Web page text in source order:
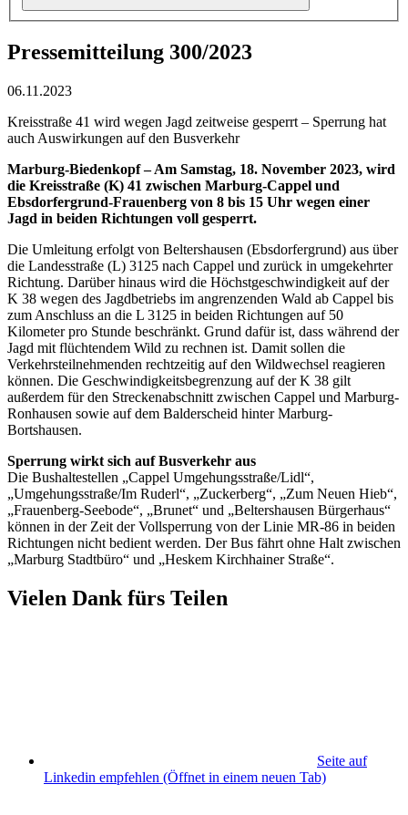
Pressemitteilung 300/2023
06.11.2023
Kreisstraße 41 wird wegen Jagd zeitweise gesperrt – Sperrung hat
auch Auswirkungen auf den Busverkehr
Marburg-Biedenkopf – Am Samstag, 18. November 2023, wird
die Kreisstraße (K) 41 zwischen Marburg-Cappel und
Ebsdorfergrund-Frauenberg von 8 bis 15 Uhr wegen einer
Jagd in beiden Richtungen voll gesperrt.
Die Umleitung erfolgt von Beltershausen (Ebsdorfergrund) aus über
die Landesstraße (L) 3125 nach Cappel und zurück in umgekehrter
Richtung. Darüber hinaus wird die Höchstgeschwindigkeit auf der
K 38 wegen des Jagdbetriebs im angrenzenden Wald ab Cappel bis
zum Anschluss an die L 3125 in beiden Richtungen auf 50
Kilometer pro Stunde beschränkt. Grund dafür ist, dass während der
Jagd mit flüchtendem Wild zu rechnen ist. Damit sollen die
Verkehrsteilnehmenden rechtzeitig auf den Wildwechsel reagieren
können. Die Geschwindigkeitsbegrenzung auf der K 38 gilt
außerdem für den Streckenabschnitt zwischen Cappel und Marburg-
Ronhausen sowie auf dem Balderscheid hinter Marburg-
Bortshausen.
Sperrung wirkt sich auf Busverkehr aus
Die Bushaltestellen „Cappel Umgehungsstraße/Lidl“,
„Umgehungsstraße/Im Ruderl“, „Zuckerberg“, „Zum Neuen Hieb“,
„Frauenberg-Seebode“, „Brunet“ und „Beltershausen Bürgerhaus“
können in der Zeit der Vollsperrung von der Linie MR-86 in beiden
Richtungen nicht bedient werden. Der Bus fährt ohne Halt zwischen
„Marburg Stadtbüro“ und „Heskem Kirchhainer Straße“.
Vielen Dank fürs Teilen
Seite auf
Linkedin empfehlen (Öffnet in einem neuen Tab)